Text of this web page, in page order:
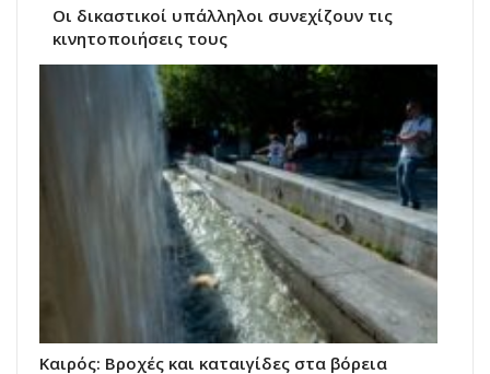
Οι δικαστικοί υπάλληλοι συνεχίζουν τις
κινητοποιήσεις τους
Καιρός: Βροχές και καταιγίδες στα βόρεια